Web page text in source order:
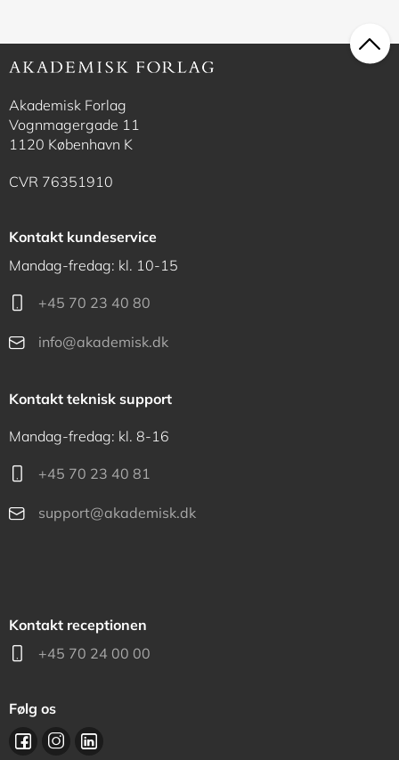
Akademisk Forlag
Vognmagergade 11
1120 København K
CVR 76351910
Kontakt kundeservice
Mandag-fredag: kl. 10-15
+45 70 23 40 80
info@akademisk.dk
Kontakt teknisk support
Mandag-fredag: kl. 8-16
+45 70 23 40 81
support@akademisk.dk
Kontakt receptionen
+45 70 24 00 00
Følg os